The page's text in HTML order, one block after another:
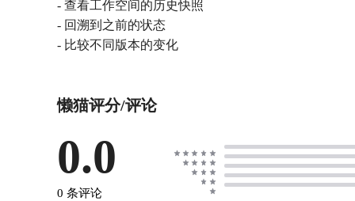
- 查看工作空间的历史快照
- 回溯到之前的状态
- 比较不同版本的变化
懒猫评分/评论
0.0
0 条评论